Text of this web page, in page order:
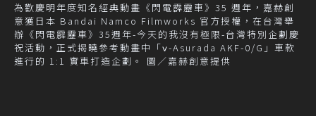
為歡慶明年度知名經典動畫《閃電霹靂車》35 週年，嘉赫創
意獲日本 Bandai Namco Filmworks 官方授權，在台灣舉
辦《閃電霹靂車》35週年-今天的我沒有極限-台灣特別企劃慶
祝活動，正式揭曉參考動畫中「ν-Asurada AKF-0/G」車款
進行的 1:1 實車打造企劃。 圖／嘉赫創意提供